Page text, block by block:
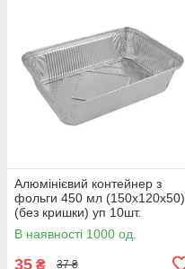
Алюмінієвий контейнер з
фольги 450 мл (150х120х50)
(без кришки) уп 10шт.
В наявності 1000 од.
35 ₴ 37 ₴